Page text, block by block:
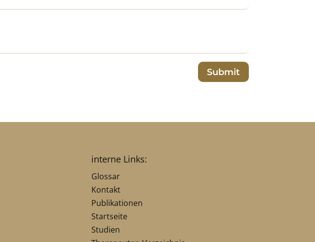
Submit
interne Links:
Glossar
Kontakt
Publikationen
Startseite
Studien